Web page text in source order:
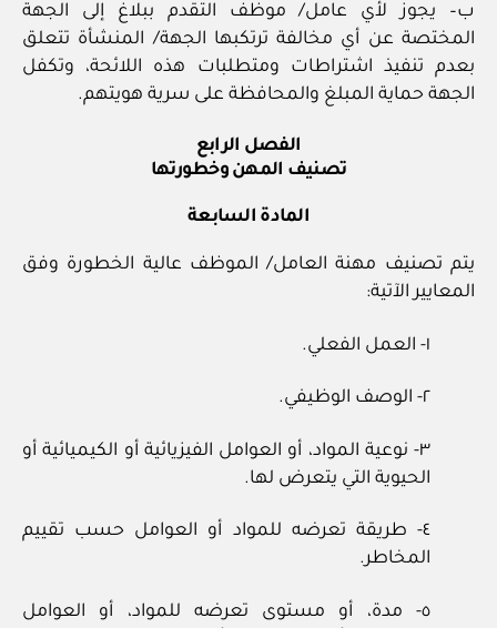
ب– يجوز لأي عامل/ موظف التقدم ببلاغ إلى الجهة
المختصة عن أي مخالفة ترتكبها الجهة/ المنشأة تتعلق
بعدم تنفيذ اشتراطات ومتطلبات هذه اللائحة، وتكفل
الجهة حماية المبلغ والمحافظة على سرية هويتهم.
الفصل الرابع
تصنيف المهن وخطورتها
المادة السابعة
يتم تصنيف مهنة العامل/ الموظف عالية الخطورة وفق
المعايير الآتية:
١- العمل الفعلي.
٢- الوصف الوظيفي.
٣- نوعية المواد، أو العوامل الفيزيائية أو الكيميائية أو
الحيوية التي يتعرض لها.
٤- طريقة تعرضه للمواد أو العوامل حسب تقييم
المخاطر.
٥- مدة، أو مستوى تعرضه للمواد، أو العوامل